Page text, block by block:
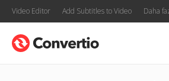
Video Editor Add Subtitles to Video Daha